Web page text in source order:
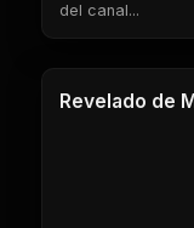
del canal...